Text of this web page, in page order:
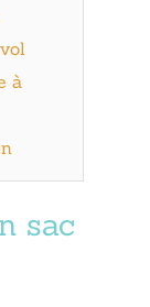
à
sac